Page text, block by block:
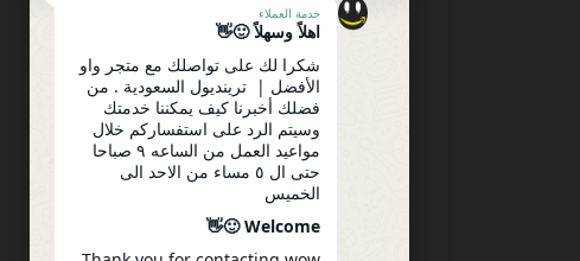
خدمة العملاء
اهلاً وسهلاً 🙂👋
شكرا لك على تواصلك مع متجر واو
الأفضل | ترينديول السعودية . من
فضلك أخبرنا كيف يمكننا خدمتك
وسيتم الرد على استفساركم خلال
مواعيد العمل من الساعه ٩ صباحا
حتى ال ٥ مساء من الاحد الى
الخميس
Welcome 🙂👋